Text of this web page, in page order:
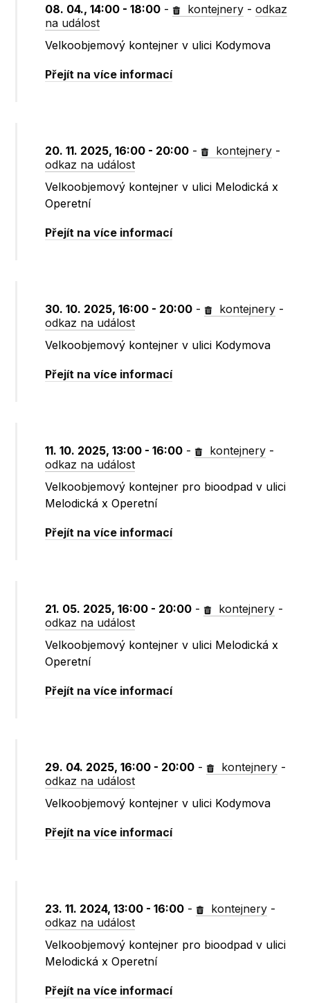
08. 04., 14:00 - 18:00 - kontejnery -odkaz
na událost
Velkoobjemový kontejner v ulici Kodymova
Přejít na více informací
20. 11. 2025, 16:00 - 20:00 - kontejnery -
odkaz na událost
Velkoobjemový kontejner v ulici Melodická x
Operetní
Přejít na více informací
30. 10. 2025, 16:00 - 20:00 - kontejnery -
odkaz na událost
Velkoobjemový kontejner v ulici Kodymova
Přejít na více informací
11. 10. 2025, 13:00 - 16:00 - kontejnery -
odkaz na událost
Velkoobjemový kontejner pro bioodpad v ulici
Melodická x Operetní
Přejít na více informací
21. 05. 2025, 16:00 - 20:00 - kontejnery -
odkaz na událost
Velkoobjemový kontejner v ulici Melodická x
Operetní
Přejít na více informací
29. 04. 2025, 16:00 - 20:00 - kontejnery -
odkaz na událost
Velkoobjemový kontejner v ulici Kodymova
Přejít na více informací
23. 11. 2024, 13:00 - 16:00 - kontejnery -
odkaz na událost
Velkoobjemový kontejner pro bioodpad v ulici
Melodická x Operetní
Přejít na více informací